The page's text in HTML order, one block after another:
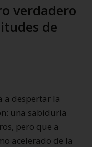
verdadero
de
a despertar la
una sabiduría
pero que a
acelerado de la